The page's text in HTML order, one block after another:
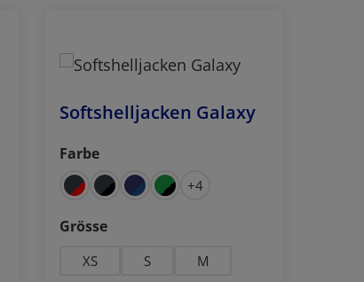
Softshelljacken Galaxy
Farbe
auswählen
+4
Grösseauswählen
XS S M